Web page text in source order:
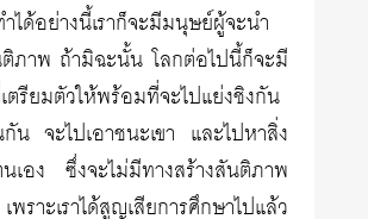
ได้อย่างนี้เราก็จะมีมนุษย์ผู้จะนำ
ภาพ ถ้ามิฉะนั้น โลกต่อไปนี้ก็จะมี
รียมตัวให้พร้อมที่จะไปแย่งชิงกัน
น จะไปเอาชนะเขา และไปหาสิ่ง
เอง ซึ่งจะไม่มีทางสร้างสันติภาพ
ราะเราได้สูญเสียการศึกษาไปแล้ว